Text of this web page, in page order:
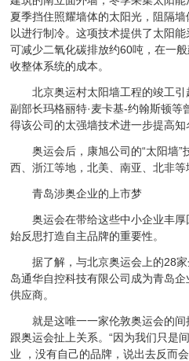
夏季挡住照耀墙体的太阳光，阻隔
以进行制冷。这项技术提供了太阳
可减少二氧化碳排放约60吨，在一
收整体系统的成本。
北京奥运村太阳墙工程的竣工引
副部长玛格丽特·麦卡基-约翰斯顿等
得该公司的太强墙技术进一步提高知
奥运会后，康旭公司的“太阳墙”
西、浙江等地，北美、南亚、北非等
青岛涉奥企业的上市梦
奥运会在带给这些中小企业丰厚
始反思打造自主品牌的重要性。
据了解，与北京奥运会上的28家
岛通华自控科技有限公司成为青岛
供应商。
就是这唯一一家伦敦奥运会的间
跟奥运会扯上关系。“因为我们只是
业 ，没有自己的品牌，说出去反而